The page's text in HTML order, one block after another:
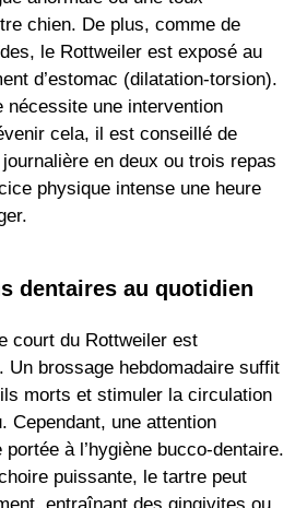
chien. De plus, comme de
le Rottweiler est exposé au
d’estomac (dilatation-torsion).
nécessite une intervention
cela, il est conseillé de
en deux ou trois repas
physique intense une heure
dentaires au quotidien
court du Rottweiler est
Un brossage hebdomadaire suffit
morts et stimuler la circulation
Cependant, une attention
à l’hygiène bucco-dentaire.
puissante, le tartre peut
entraînant des gingivites ou